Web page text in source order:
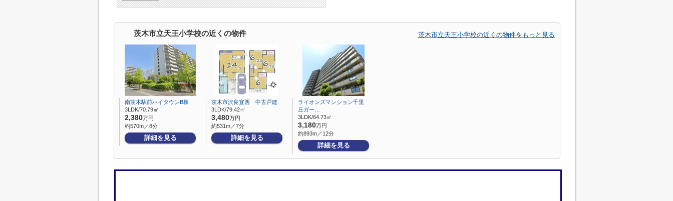
茨木市立天王小学校の近くの物件 茨木市立天王小学校の近くの物件をもっと見る
南茨木駅前ハイタウンB棟
3LDK/70.79㎡
2,380万円
約570m／8分
詳細を見る
茨木市沢良宜西 中古戸建
3LDK/79.42㎡
3,480万円
約531m／7分
詳細を見る
ライオンズマンション千里
丘ガー…
3LDK/64.73㎡
3,180万円
約893m／12分
詳細を見る